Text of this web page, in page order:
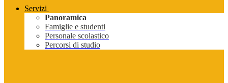
Servizi
Panoramica
Famiglie e studenti
Personale scolastico
Percorsi di studio